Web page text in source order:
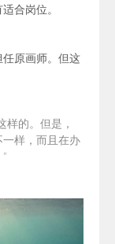
合岗位。
原画师。但这
样的。但是，
样，而且在办